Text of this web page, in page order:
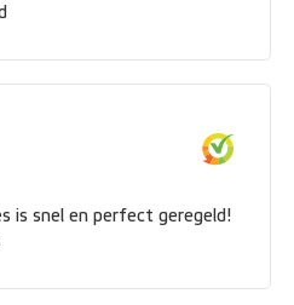
is snel en perfect geregeld!